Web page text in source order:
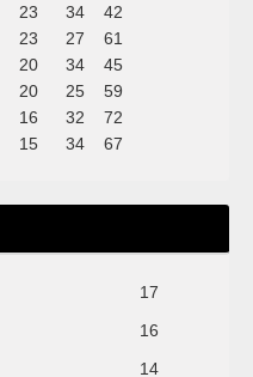
23 34
42
23 27
61
20 34
45
20 25
59
16 32
72
15 34 67
17
16
14